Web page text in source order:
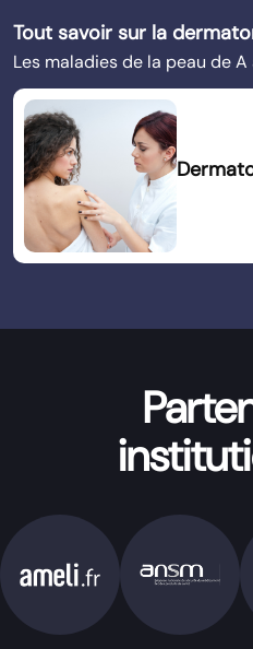
Tout savoir sur la
Les maladies de la peau de A